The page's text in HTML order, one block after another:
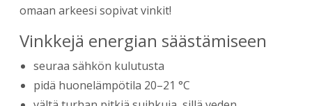
omaan arkeesi sopivat vinkit!
Vinkkejä energian säästämiseen
seuraa sähkön kulutusta
pidä huonelämpötila 20–21 °C